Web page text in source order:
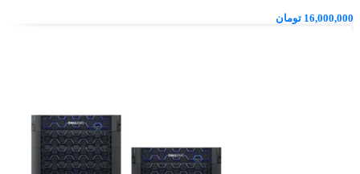
16,000,000 تومان